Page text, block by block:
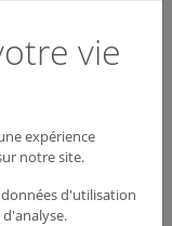
vie
expérience
notre site.
d'utilisation